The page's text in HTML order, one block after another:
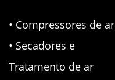
• Compressores de ar
• Secadores e
Tratamento de ar